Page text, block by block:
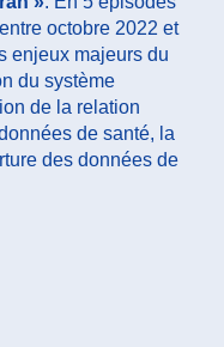
octobre 2022 et
enjeux majeurs du
du système
de la relation
de santé, la
des données de